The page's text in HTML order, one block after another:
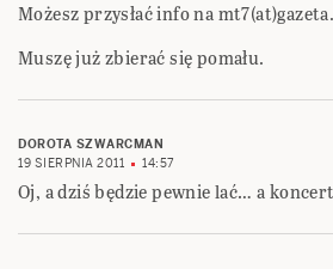
Możesz przysłać info na
Muszę już zbierać się pomału.
DOROTA SZWARCMAN
19 SIERPNIA 2011
14:57
Oj, a dziś będzie pewnie lać… a